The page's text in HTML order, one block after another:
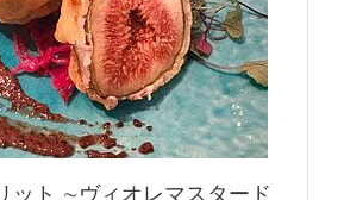
ット ∼ヴィオレマスタード